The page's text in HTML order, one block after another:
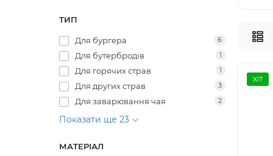
ТИП
Для бургера 6
Для бутербродів 1
Для горячих страв 1
Для других страв 3
Для заварювання чая 2
Показати ще 23
МАТЕРІАЛ
ХІТ